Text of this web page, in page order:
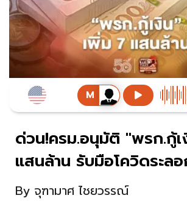
ด่วน!ครม.อนุมัติ "พรก.กู้
แสนล้าน รับมือโควิดระลอ
By จุฑามาศ ไชยวรรณ์